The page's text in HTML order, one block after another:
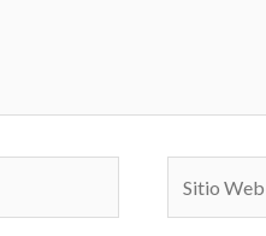
Web